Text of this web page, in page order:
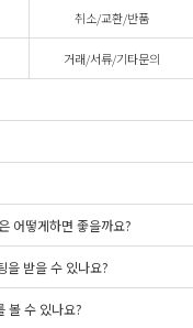
취소/교환/반품
거래/서류/기타문의
어떻게하면 좋을까요?
받을 수 있나요?
볼 수 있나요?